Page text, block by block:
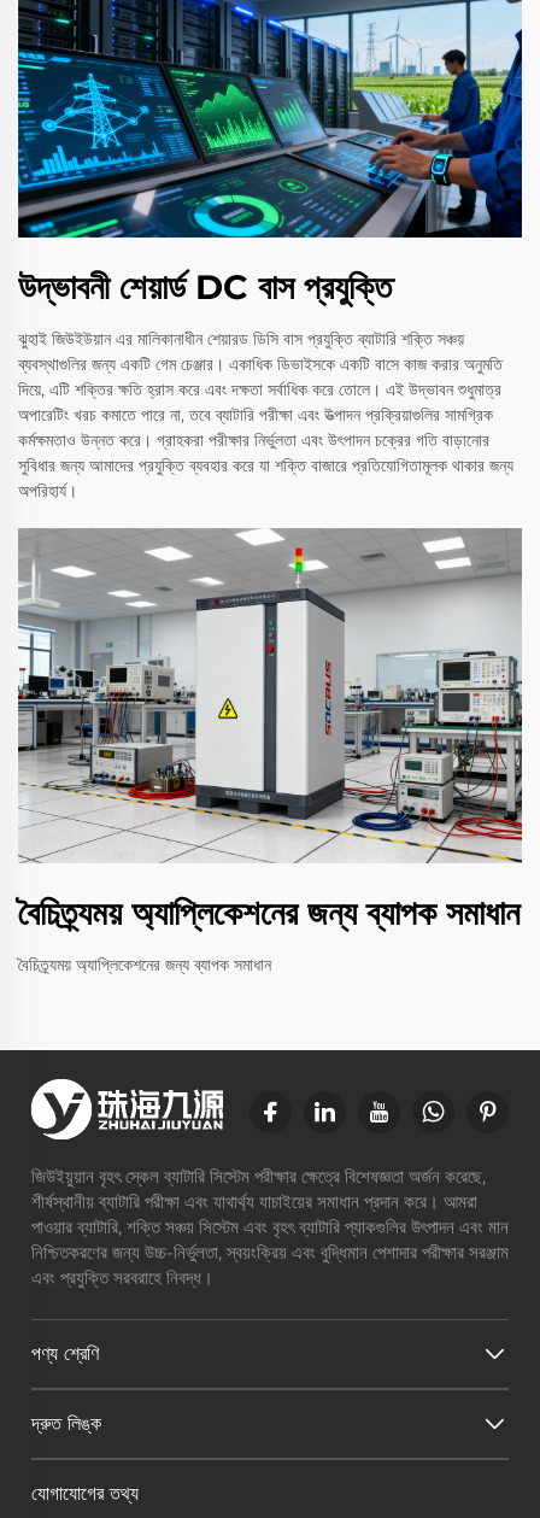
উদ্ভাবনী শেয়ার্ড DC বাস প্রযুক্তি
ঝুহাই জিউইউয়ান এর মালিকানাধীন শেয়ারড ডিসি বাস প্রযুক্তি ব্যাটারি শক্তি সঞ্চয়
ব্যবস্থাগুলির জন্য একটি গেম চেঞ্জার। একাধিক ডিভাইসকে একটি বাসে কাজ করার অনুমতি
দিয়ে, এটি শক্তির ক্ষতি হ্রাস করে এবং দক্ষতা সর্বাধিক করে তোলে। এই উদ্ভাবন শুধুমাত্র
অপারেটিং খরচ কমাতে পারে না, তবে ব্যাটারি পরীক্ষা এবং উত্পাদন প্রক্রিয়াগুলির সামগ্রিক
কর্মক্ষমতাও উন্নত করে। গ্রাহকরা পরীক্ষার নির্ভুলতা এবং উৎপাদন চক্রের গতি বাড়ানোর
সুবিধার জন্য আমাদের প্রযুক্তি ব্যবহার করে যা শক্তি বাজারে প্রতিযোগিতামূলক থাকার জন্য
অপরিহার্য।
বৈচিত্র্যময় অ্যাপ্লিকেশনের জন্য ব্যাপক সমাধান
বৈচিত্র্যময় অ্যাপ্লিকেশনের জন্য ব্যাপক সমাধান
জিউইয়ুয়ান বৃহৎ স্কেল ব্যাটারি সিস্টেম পরীক্ষার ক্ষেত্রে বিশেষজ্ঞতা অর্জন করেছে,
শীর্ষস্থানীয় ব্যাটারি পরীক্ষা এবং যাথার্থ্য যাচাইয়ের সমাধান প্রদান করে। আমরা
পাওয়ার ব্যাটারি, শক্তি সঞ্চয় সিস্টেম এবং বৃহৎ ব্যাটারি প্যাকগুলির উৎপাদন এবং মান
নিশ্চিতকরণের জন্য উচ্চ-নির্ভুলতা, স্বয়ংক্রিয় এবং বুদ্ধিমান পেশাদার পরীক্ষার সরঞ্জাম
এবং প্রযুক্তি সরবরাহে নিবদ্ধ।
পণ্য শ্রেণি
দ্রুত লিঙ্ক
যোগাযোগের তথ্য